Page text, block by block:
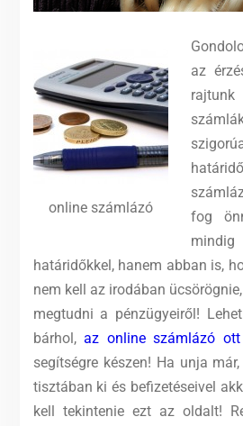
online számlázó
az
rajtunk
fog
határidőkkel, hanem abban is,
nem kell az irodában
megtudni a pénzügyeiről!
bárhol,az online számlázó ott
segítségre készen! Ha unja
tisztában ki és befizetéseivel
kell tekintenie ezt az oldalt!